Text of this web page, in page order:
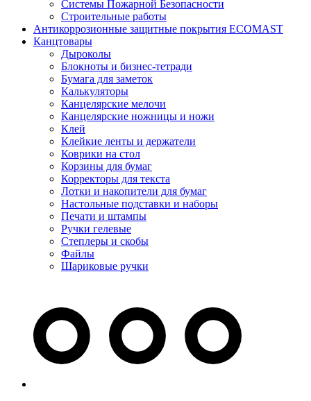
Системы Пожарной Безопасности
Строительные работы
Антикоррозионные защитные покрытия ECOMAST
Канцтовары
Дыроколы
Блокноты и бизнес-тетради
Бумага для заметок
Калькуляторы
Канцелярские мелочи
Канцелярские ножницы и ножи
Клей
Клейкие ленты и держатели
Коврики на стол
Корзины для бумаг
Корректоры для текста
Лотки и накопители для бумаг
Настольные подставки и наборы
Печати и штампы
Ручки гелевые
Степлеры и скобы
Файлы
Шариковые ручки